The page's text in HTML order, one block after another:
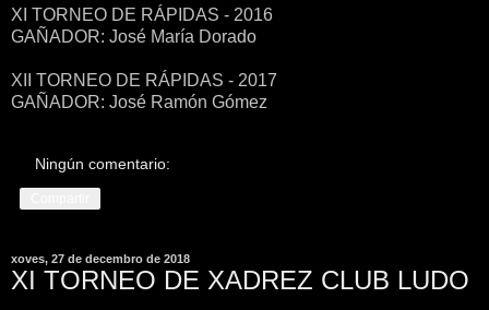
XI TORNEO DE RÁPIDAS - 2016
GAÑADOR: José María Dorado
XII TORNEO DE RÁPIDAS - 2017
GAÑADOR: José Ramón Gómez
Ningún comentario:
xoves, 27 de decembro de 2018
XI TORNEO DE XADREZ CLUB LUDO